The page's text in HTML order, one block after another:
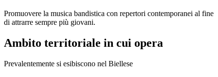
Promuovere la musica bandistica con repertori contemporanei al fine
di attrarre sempre più giovani.
Ambito territoriale in cui opera
Prevalentemente si esibiscono nel Biellese